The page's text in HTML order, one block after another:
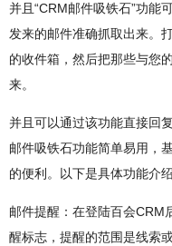
并且“CRM邮件吸铁石”功能
发来的邮件准确抓取出来。
的收件箱，然后把那些与您
来。
并且可以通过该功能直接回
邮件吸铁石功能简单易用，
的便利。以下是具体功能介绍
邮件提醒：在登陆百会CRM
醒标志，提醒的范围是线索